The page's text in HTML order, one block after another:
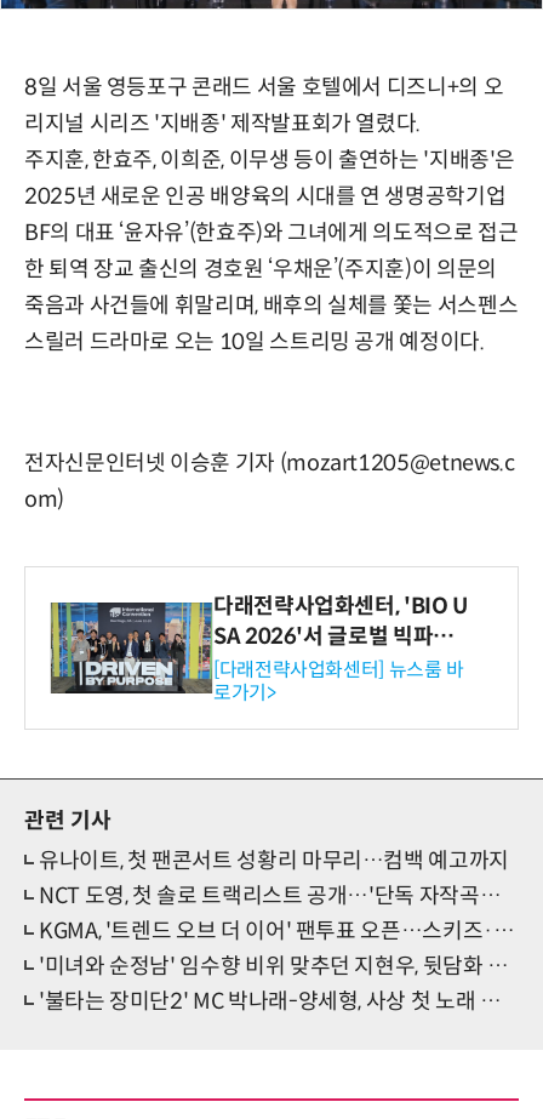
8일 서울 영등포구 콘래드 서울 호텔에서 디즈니+의 오
리지널 시리즈 '지배종' 제작발표회가 열렸다.
주지훈, 한효주, 이희준, 이무생 등이 출연하는 '지배종'은
2025년 새로운 인공 배양육의 시대를 연 생명공학기업
BF의 대표 ‘윤자유’(한효주)와 그녀에게 의도적으로 접근
한 퇴역 장교 출신의 경호원 ‘우채운’(주지훈)이 의문의
죽음과 사건들에 휘말리며, 배후의 실체를 쫓는 서스펜스
스릴러 드라마로 오는 10일 스트리밍 공개 예정이다.
전자신문인터넷 이승훈 기자 (mozart1205@etnews.c
om)
다래전략사업화센터, 'BIO U
SA 2026'서 글로벌 빅파마
와의 비즈니스 미팅 지원…K
-바이오 해외 진출 교두보 확
보
[다래전략사업화센터] 뉴스룸 바
로가기>
관련 기사
유나이트, 첫 팬콘서트 성황리 마무리…컴백 예고까지
NCT 도영, 첫 솔로 트랙리스트 공개…'단독 자작곡→마크·태연 협업'
KGMA, '트렌드 오브 더 이어' 팬투표 오픈…스키즈·아이유·임영웅 등 후보
'미녀와 순정남' 임수향 비위 맞추던 지현우, 뒷담화 딱 들켰다
'불타는 장미단2' MC 박나래-양세형, 사상 첫 노래 맞대결